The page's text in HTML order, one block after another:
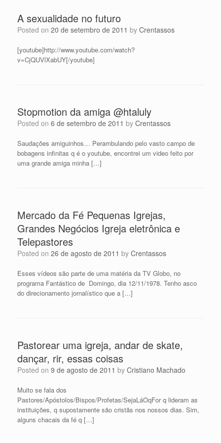
A sexualidade no futuro
Posted on 20 de setembro de 2011 by Crentassos
[youtube]http://www.youtube.com/watch?
v=CjQUVlXabUY[/youtube]
Stopmotion da amiga @htaluly
Posted on 6 de setembro de 2011 by Crentassos
Saudações amiguinhos… Perambulando pelo vasto campo de
bobagens infinitas q é o youtube, encontrei um video feito por
uma grande amiga minha […]
Mercado da Fé Pequenas Igrejas,
Grandes Negócios Igreja eletrônica e
Telepastores
Posted on 26 de agosto de 2011 by Crentassos
Esses vídeos são parte de uma matéria da TV Globo, no
programa Fantástico de Domingo, dia 12/11/1978. Tenho asco
do direcionamento jornalístico que a […]
Pastorear uma igreja, andar de skate,
dançar, rir, essas coisas
Posted on 9 de agosto de 2011 by Cristiano Machado
Muito se fala dos
Pastores/Apóstolos/Bispos/Profetas/SejaLáOqFor q lideram as
instituições, q supostamente são cristãs nos nossos dias. Sim,
alguns chacais da fé q […]